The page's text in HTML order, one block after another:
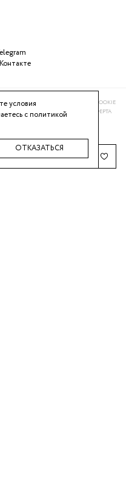
ИСПОЛЬЗОВАНИЕ COOKIE
СИСТЕМАПУБЛИЧНАЯ ОФЕРТА
условия
сполитикой
ОТКАЗАТЬСЯ